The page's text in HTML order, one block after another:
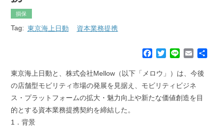
損保
Tag: 東京海上日動 資本業務提携
c
e
o
T
t
e
n
e
E
a
i
東京海上日動と、株式会社Mellow（以下「メロウ」）は、今後
の店舗型モビリティ市場の発展を見据え、モビリティビジネ
ス・プラットフォームの拡大・魅力向上や新たな価値創造を目
的とする資本業務提携契約を締結した。
1．背景